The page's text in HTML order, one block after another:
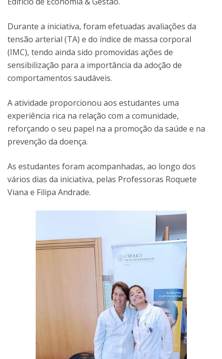
Durante a iniciativa, foram efetuadas avaliações da
tensão arterial (TA) e do índice de massa corporal
(IMC), tendo ainda sido promovidas ações de
sensibilização para a importância da adoção de
comportamentos saudáveis.
A atividade proporcionou aos estudantes uma
experiência rica na relação com a comunidade,
reforçando o seu papel na a promoção da saúde e na
prevenção da doença.
As estudantes foram acompanhadas, ao longo dos
vários dias da iniciativa, pelas Professoras Roquete
Viana e Filipa Andrade.